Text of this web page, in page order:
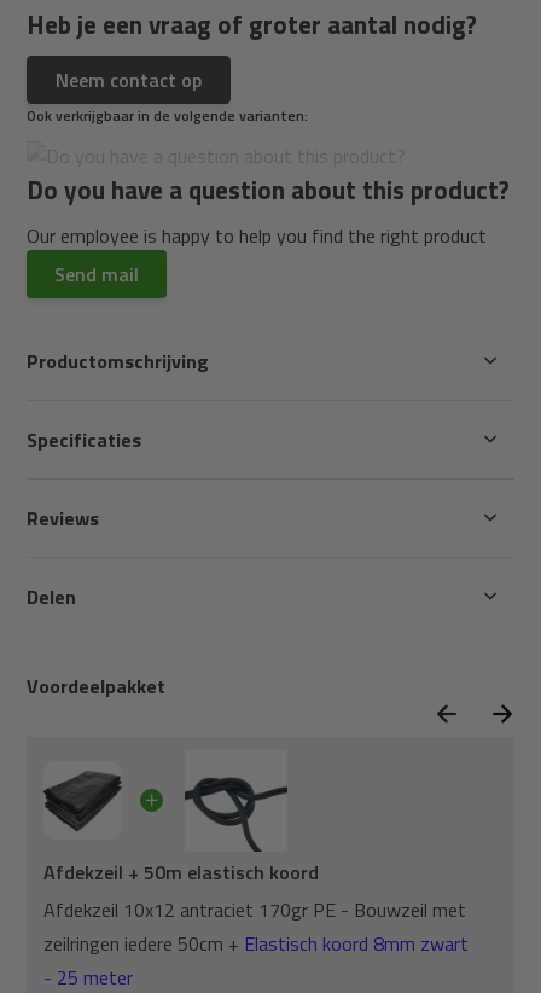
Heb je een vraag of groter aantal nodig?
Neem contact op
Ook verkrijgbaar in de volgende varianten:
Do you have a question about this product?
Our employee is happy to help you find the right product
Send mail
Voordeelpakket
Afdekzeil + 50m elastisch koord
Afdekzeil 10x12 antraciet 170gr PE - Bouwzeil met
zeilringen iedere 50cm + Elastisch koord 8mm zwart
- 25 meter
Productomschrijving
Specificaties
Reviews
Delen